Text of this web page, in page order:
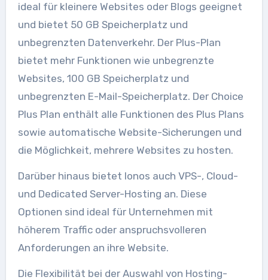
ideal für kleinere Websites oder Blogs geeignet
und bietet 50 GB Speicherplatz und
unbegrenzten Datenverkehr. Der Plus-Plan
bietet mehr Funktionen wie unbegrenzte
Websites, 100 GB Speicherplatz und
unbegrenzten E-Mail-Speicherplatz. Der Choice
Plus Plan enthält alle Funktionen des Plus Plans
sowie automatische Website-Sicherungen und
die Möglichkeit, mehrere Websites zu hosten.
Darüber hinaus bietet Ionos auch VPS-, Cloud-
und Dedicated Server-Hosting an. Diese
Optionen sind ideal für Unternehmen mit
höherem Traffic oder anspruchsvolleren
Anforderungen an ihre Website.
Die Flexibilität bei der Auswahl von Hosting-